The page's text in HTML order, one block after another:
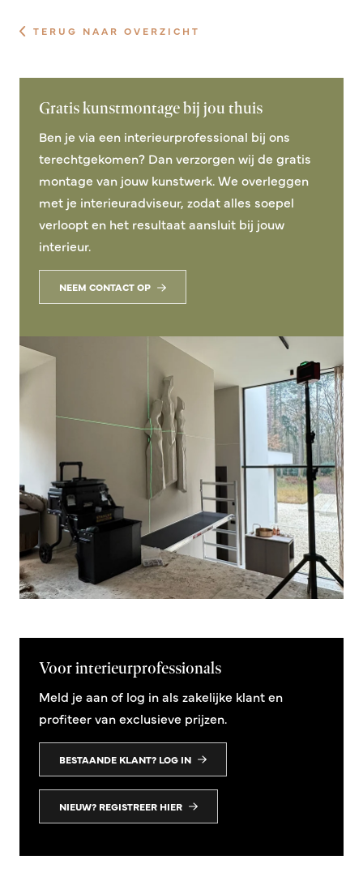
TERUG NAAR OVERZICHT
Gratis kunstmontage bij jou thuis
Ben je via een interieurprofessional bij ons
terechtgekomen? Dan verzorgen wij de gratis
montage van jouw kunstwerk. We overleggen
met je interieuradviseur, zodat alles soepel
verloopt en het resultaat aansluit bij jouw
interieur.
NEEM CONTACT OP
Voor interieurprofessionals
Meld je aan of log in als zakelijke klant en
profiteer van exclusieve prijzen.
BESTAANDE KLANT? LOG IN
NIEUW? REGISTREER HIER